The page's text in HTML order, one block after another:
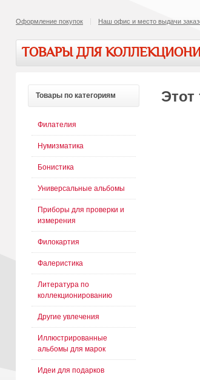
Оформление покупок Наш офис и место выдачи
ТОВАРЫ ДЛЯ
Этот
Товары по категориям
Филателия
Нумизматика
Бонистика
Универсальные альбомы
Приборы для проверки и
измерения
Филокартия
Фалеристика
Литература по
коллекционированию
Другие увлечения
Иллюстрированные
альбомы для марок
Идеи для подарков